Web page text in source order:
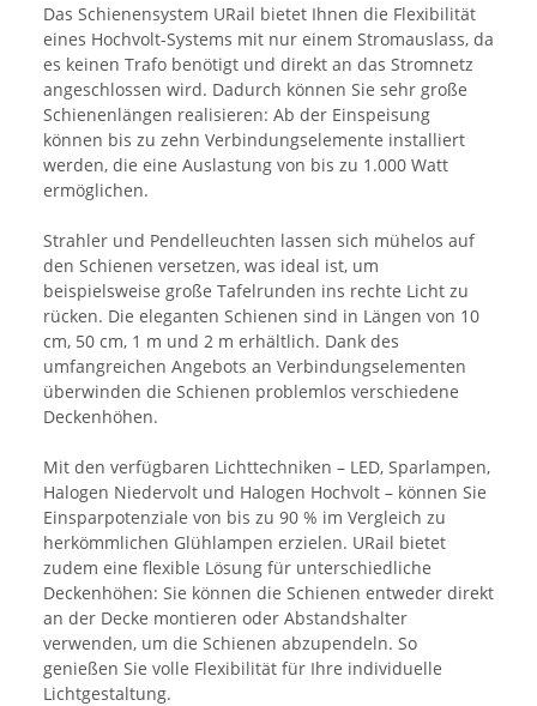
Das Schienensystem URail bietet Ihnen die Flexibilität
eines Hochvolt-Systems mit nur einem Stromauslass, da
es keinen Trafo benötigt und direkt an das Stromnetz
angeschlossen wird. Dadurch können Sie sehr große
Schienenlängen realisieren: Ab der Einspeisung
können bis zu zehn Verbindungselemente installiert
werden, die eine Auslastung von bis zu 1.000 Watt
ermöglichen.
Strahler und Pendelleuchten lassen sich mühelos auf
den Schienen versetzen, was ideal ist, um
beispielsweise große Tafelrunden ins rechte Licht zu
rücken. Die eleganten Schienen sind in Längen von 10
cm, 50 cm, 1 m und 2 m erhältlich. Dank des
umfangreichen Angebots an Verbindungselementen
überwinden die Schienen problemlos verschiedene
Deckenhöhen.
Mit den verfügbaren Lichttechniken – LED, Sparlampen,
Halogen Niedervolt und Halogen Hochvolt – können Sie
Einsparpotenziale von bis zu 90 % im Vergleich zu
herkömmlichen Glühlampen erzielen. URail bietet
zudem eine flexible Lösung für unterschiedliche
Deckenhöhen: Sie können die Schienen entweder direkt
an der Decke montieren oder Abstandshalter
verwenden, um die Schienen abzupendeln. So
genießen Sie volle Flexibilität für Ihre individuelle
Lichtgestaltung.